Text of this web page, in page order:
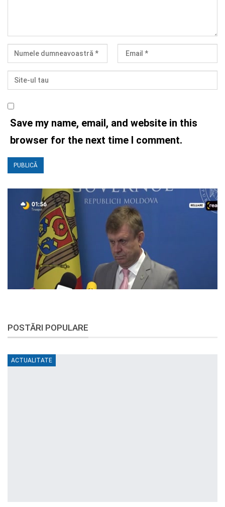
Save my name, email, and website in this
browser for the next time I comment.
POSTĂRI POPULARE
ACTUALITATE